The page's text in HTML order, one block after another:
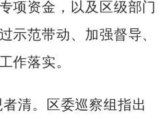
项资金，以及区级部门
示范带动、加强督导、
作落实。
清。区委巡察组指出